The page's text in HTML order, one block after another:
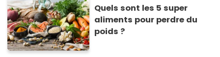
Quels sont les 5 super
aliments pour perdre du
poids ?